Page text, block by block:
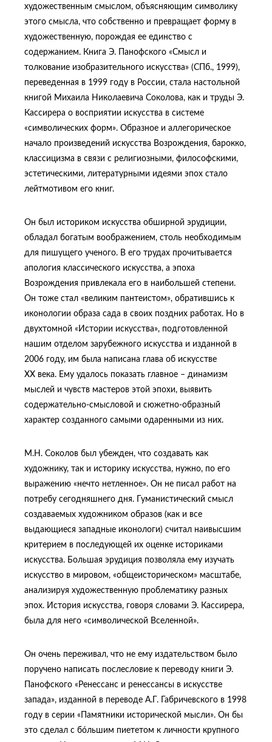
художественным смыслом, объясняющим символику
этого смысла, что собственно и превращает форму в
художественную, порождая ее единство с
содержанием. Книга Э. Панофского «Смысл и
толкование изобразительного искусства» (СПб., 1999),
переведенная в 1999 году в России, стала настольной
книгой Михаила Николаевича Соколова, как и труды Э.
Кассирера о восприятии искусства в системе
«символических форм». Образное и аллегорическое
начало произведений искусства Возрождения, барокко,
классицизма в связи с религиозными, философскими,
эстетическими, литературными идеями эпох стало
лейтмотивом его книг.
Он был историком искусства обширной эрудиции,
обладал богатым воображением, столь необходимым
для пишущего ученого. В его трудах прочитывается
апология классического искусства, а эпоха
Возрождения привлекала его в наибольшей степени.
Он тоже стал «великим пантеистом», обратившись к
иконологии образа сада в своих поздних работах. Но в
двухтомной «Истории искусства», подготовленной
нашим отделом зарубежного искусства и изданной в
2006 году, им была написана глава об искусстве
XX века. Ему удалось показать главное – динамизм
мыслей и чувств мастеров этой эпохи, выявить
содержательно-смысловой и сюжетно-образный
характер созданного самыми одаренными из них.
М.Н. Соколов был убежден, что создавать как
художнику, так и историку искусства, нужно, по его
выражению «нечто нетленное». Он не писал работ на
потребу сегодняшнего дня. Гуманистический смысл
создаваемых художником образов (как и все
выдающиеся западные иконологи) считал наивысшим
критерием в последующей их оценке историками
искусства. Большая эрудиция позволяла ему изучать
искусство в мировом, «общеисторическом» масштабе,
анализируя художественную проблематику разных
эпох. История искусства, говоря словами Э. Кассирера,
была для него «символической Вселенной».
Он очень переживал, что не ему издательством было
поручено написать послесловие к переводу книги Э.
Панофского «Ренессанс и ренессансы в искусстве
запада», изданной в переводе А.Г. Габричевского в 1998
году в серии «Памятники исторической мысли». Он бы
это сделал с бóльшим пиететом к личности крупного